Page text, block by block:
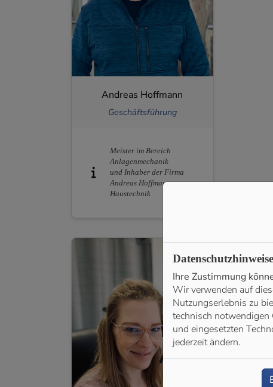
Andreas Hoffmann
Geschäftsführung
Meister im Bereich
Anlagenmechanik
und Inhaber der Firma
Andreas Hoffmann
Haustechnik
Datenschutzhinweise
Ihre Zustimmung
Wir verwenden auf
Nutzungserlebnis zu
technisch notwendigen
und eingesetzten
jederzeit ändern.